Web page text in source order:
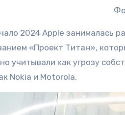
2024 Apple занималась
«Проект Титан»,
учитывали как угрозу
Nokia и Motorola.